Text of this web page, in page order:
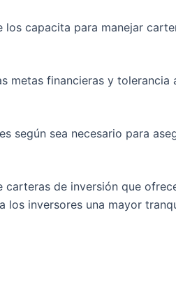
capacita para manejar
metas financieras y tolerancia
según sea necesario para
de inversión que
los inversores una mayor